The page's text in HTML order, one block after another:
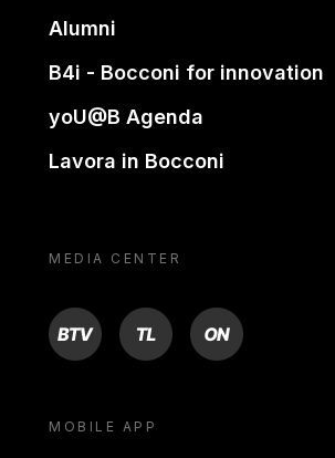
Alumni
B4i - Bocconi for innovation
yoU@B Agenda
Lavora in Bocconi
MEDIA CENTER
BTV TL ON
MOBILE APP